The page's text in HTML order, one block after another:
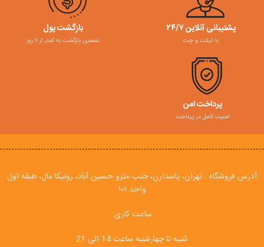
پشتیبانی آنلاین ۲۴/۷
با تیکت و چت
بازگشت پول
تضمین بازگشت به کمتر از ۷ روز
پرداخت امن
امنیت کامل در پرداخت
آدرس فروشگاه : تهران، پاسدارن، جنب مترو حسین آباد، رونیکا مال، طبقه اول
واحد ۱۰۱
ساعت کاری:
شنبه تا چهارشنبه ساعت 14 الی 21